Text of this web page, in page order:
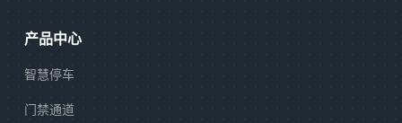
产品中心
智慧停车
门禁通道